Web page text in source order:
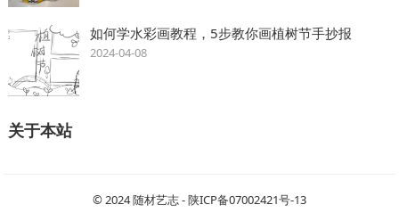
如何学水彩画教程，5步教你画植树节手抄报
2024-04-08
关于本站
© 2024随材艺志-陕ICP备07002421号-13